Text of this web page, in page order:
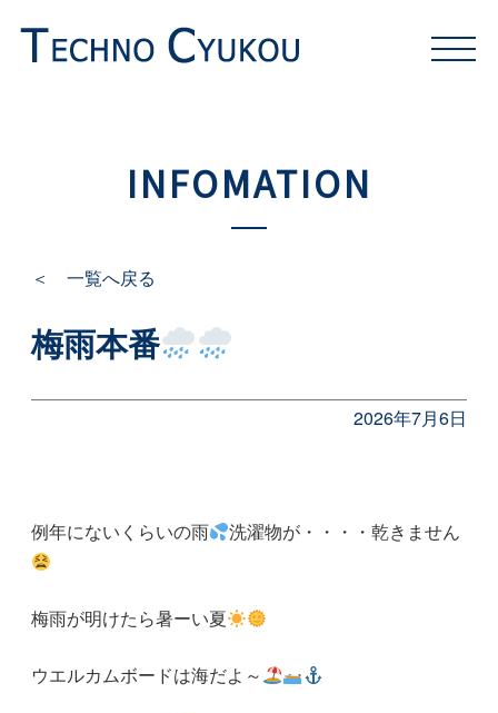
INFOMATION
＜ 一覧へ戻る
梅雨本番
2026年7月6日
例年にないくらいの雨 洗濯物が・・・・乾きません
梅雨が明けたら暑ーい夏
ウエルカムボードは海だよ～